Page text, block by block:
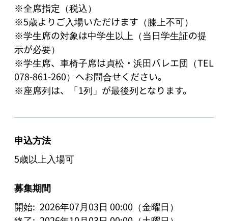
※全席指定（税込）
※5歳よりご入場いただけます（膝上不可）
※学生席の対象は中学生以上（当日学生証の提
示が必要）
※学生席、車椅子席は貞松・浜田バレエ団（TEL
078-861-260）へお問合せください。
※座席列は、「1列」が最後列となります。
申込方法
5歳以上入場可
募集期間
開始: 2026年07月03日 00:00（金曜日）